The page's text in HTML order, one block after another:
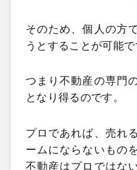
そのため、個人の方
うとすることが可能で
つまり不動産の専門
となり得るのです。
プロであれば、売れ
ームにならないもの
不動産はプロではな